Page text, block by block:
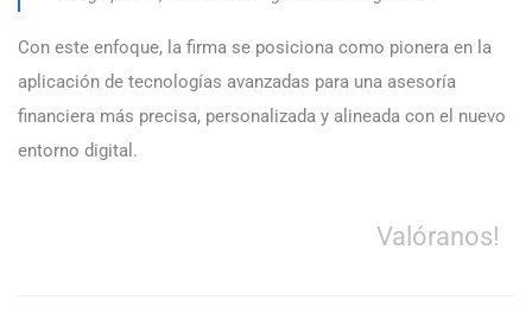
Con este enfoque, la firma se posiciona como pionera en la
aplicación de tecnologías avanzadas para una asesoría
financiera más precisa, personalizada y alineada con el nuevo
entorno digital.
Valóranos!